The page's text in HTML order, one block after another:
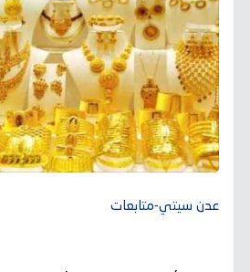
عدن سيتي-متابعات